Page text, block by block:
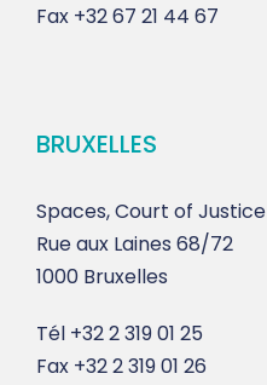
Fax +32 67 21 44 67
BRUXELLES
Spaces, Court of Justice
Rue aux Laines 68/72
1000 Bruxelles
Tél +32 2 319 01 25
Fax +32 2 319 01 26